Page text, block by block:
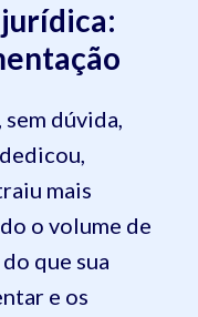
dúvida,
mais
o volume de
que sua
e os